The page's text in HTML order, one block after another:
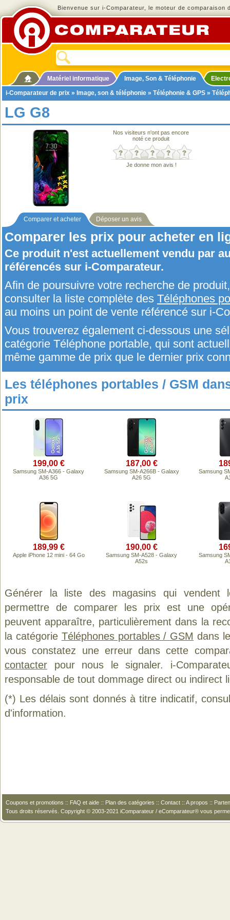
Bienvenue sur i-Comparateur, le moteur de comparaison
Matériel informatique Image, Son & Téléphonie
i-Comparateur de prix » Image, son & téléphonie » Téléphonie & GPS »
LG G8
Nos visiteurs n'ont pas encore
noté ce produit
Je donne mon avis !
Comparer et acheter Déposer un avis
Comparer les prix pour acheter en
Ce produit n'est actuellement vendu par
référencés sur i-Comparateur.
Afin de poursuivre votre recherche de
consulter la liste complète des Téléphones
au moins un point de vente référencé sur i-
Vous trouverez également ci-dessous une
catégorie Téléphone portable, qui sont
même gamme de prix que le dernier prix
Les téléphones portables / GSM
prix
199,00 €
Samsung SM-A366 - Galaxy
A36 5G
187,00 €
Samsung SM-A266B - Galaxy
A26 5G
Samsung
189,99 €
Apple iPhone 12 mini - 64 Go
190,00 €
Samsung SM-A528 - Galaxy
A52s
Samsung
Générer la liste des magasins qui
permettre de comparer les prix est une
peuvent apparaître, particulièrement dans la
la catégorie Téléphones portables / GSM dans
vous constatez une erreur dans cette
contacter pour nous le signaler. i-
responsable de tout dommage direct ou indirect
(*) Les délais sont donnés à titre indicatif,
d'information.
Coupons et promotions :: FAQ et aide :: Plan des catégories :: Contact :: A propos ::
Tous droits réservés. Copyright © 2003-2021 iComparateur / eComparateur® vous